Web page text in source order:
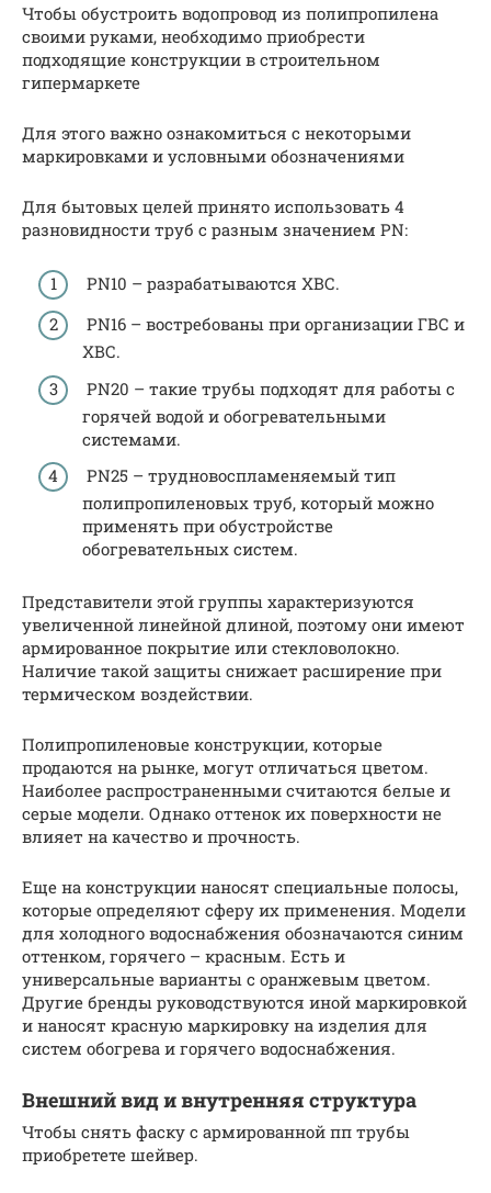
Чтобы обустроить водопровод из полипропилена
своими руками, необходимо приобрести
подходящие конструкции в строительном
гипермаркете
Для этого важно ознакомиться с некоторыми
маркировками и условными обозначениями
Для бытовых целей принято использовать 4
разновидности труб с разным значением PN:
PN10 – разрабатываются ХВС.
PN16 – востребованы при организации ГВС и
ХВС.
PN20 – такие трубы подходят для работы с
горячей водой и обогревательными
системами.
PN25 – трудновоспламеняемый тип
полипропиленовых труб, который можно
применять при обустройстве
обогревательных систем.
Представители этой группы характеризуются
увеличенной линейной длиной, поэтому они имеют
армированное покрытие или стекловолокно.
Наличие такой защиты снижает расширение при
термическом воздействии.
Полипропиленовые конструкции, которые
продаются на рынке, могут отличаться цветом.
Наиболее распространенными считаются белые и
серые модели. Однако оттенок их поверхности не
влияет на качество и прочность.
Еще на конструкции наносят специальные полосы,
которые определяют сферу их применения. Модели
для холодного водоснабжения обозначаются синим
оттенком, горячего – красным. Есть и
универсальные варианты с оранжевым цветом.
Другие бренды руководствуются иной маркировкой
и наносят красную маркировку на изделия для
систем обогрева и горячего водоснабжения.
Внешний вид и внутренняя структура
Чтобы снять фаску с армированной пп трубы
приобретете шейвер.